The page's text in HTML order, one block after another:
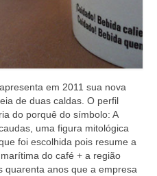
em 2011 sua nova
de duas caldas. O perfil
do porquê do símbolo: A
uma figura mitológica
foi escolhida pois resume a
do café + a região
quarenta anos que a empresa